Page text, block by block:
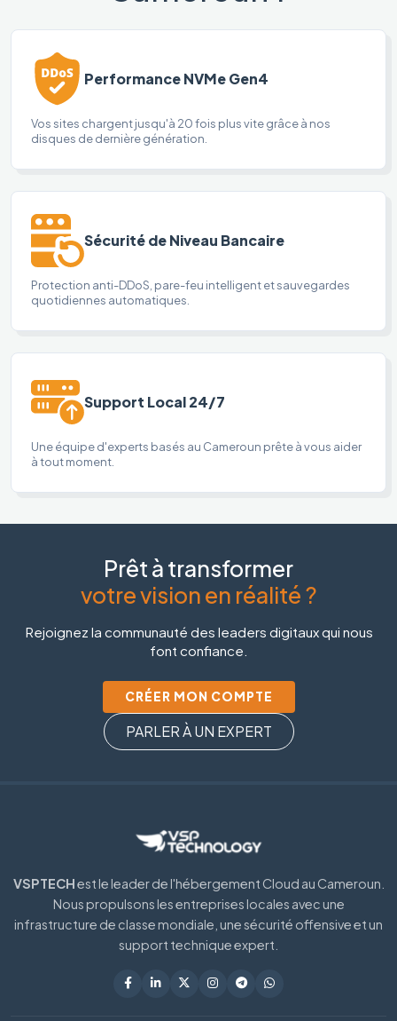
Performance NVMe Gen4
Vos sites chargent jusqu'à 20 fois plus vite grâce à nos
disques de dernière génération.
Sécurité de Niveau Bancaire
Protection anti-DDoS, pare-feu intelligent et sauvegardes
quotidiennes automatiques.
Support Local 24/7
Une équipe d'experts basés au Cameroun prête à vous aider
à tout moment.
Prêt à transformer
votre vision en réalité ?
Rejoignez la communauté des leaders digitaux qui nous
font confiance.
CRÉER MON COMPTE
PARLER À UN EXPERT
VSPTECHest le leader de l'hébergement Cloud au Cameroun.
Nous propulsons les entreprises locales avec une
infrastructure de classe mondiale, une sécurité offensive et un
support technique expert.